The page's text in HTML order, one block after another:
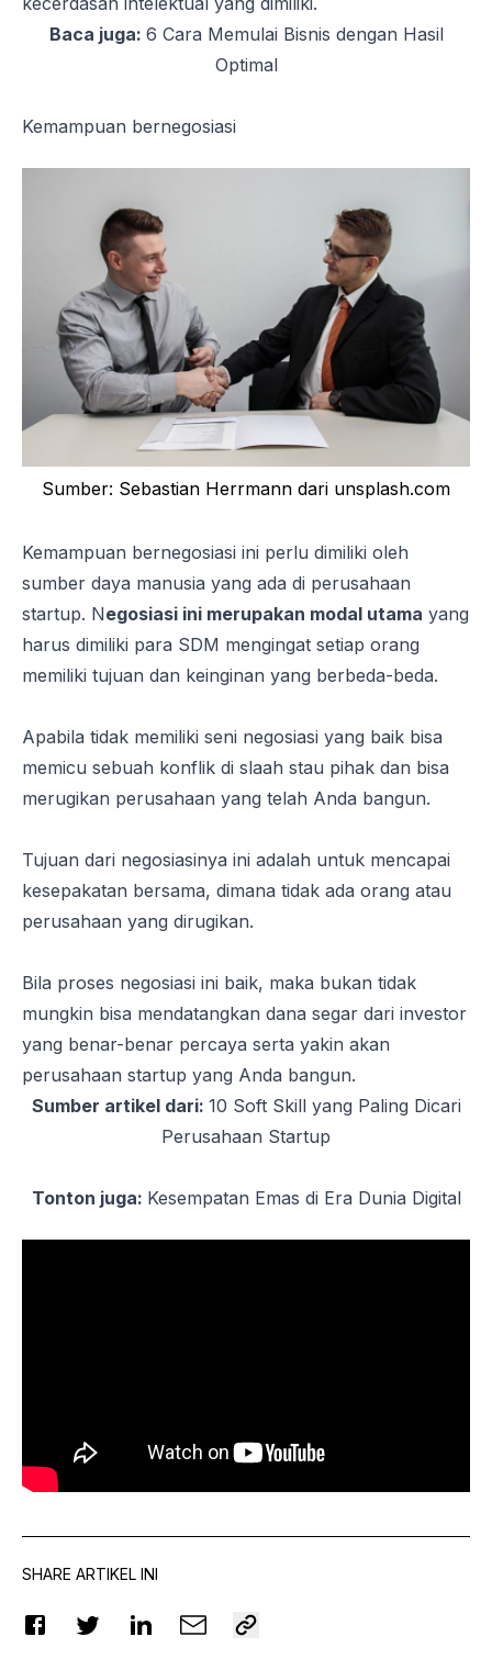
Baca juga: 6 Cara Memulai Bisnis dengan Hasil
Optimal
Kemampuan bernegosiasi
Sumber: Sebastian Herrmann dari unsplash.com
Kemampuan bernegosiasi ini perlu dimiliki oleh
sumber daya manusia yang ada di perusahaan
startup. Negosiasi ini merupakan modal utama yang
harus dimiliki para SDM mengingat setiap orang
memiliki tujuan dan keinginan yang berbeda-beda.
Apabila tidak memiliki seni negosiasi yang baik bisa
memicu sebuah konflik di slaah stau pihak dan bisa
merugikan perusahaan yang telah Anda bangun.
Tujuan dari negosiasinya ini adalah untuk mencapai
kesepakatan bersama, dimana tidak ada orang atau
perusahaan yang dirugikan.
Bila proses negosiasi ini baik, maka bukan tidak
mungkin bisa mendatangkan dana segar dari investor
yang benar-benar percaya serta yakin akan
perusahaan startup yang Anda bangun.
Sumber artikel dari: 10 Soft Skill yang Paling Dicari
Perusahaan Startup
Tonton juga: Kesempatan Emas di Era Dunia Digital
SHARE ARTIKEL INI